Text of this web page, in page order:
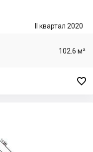
II квартал 2020
102.6 м²
